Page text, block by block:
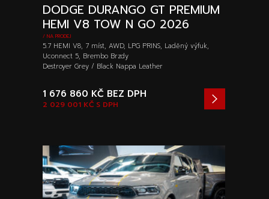
DODGE DURANGO GT PREMIUM
HEMI V8 TOW N GO 2026
/ NA PRODEJ
5.7 HEMI V8, 7 míst, AWD, LPG PRINS, Laděný výfuk,
Uconnect 5, Brembo Brzdy
Destroyer Grey / Black Nappa Leather
2 029 001 KČ S DPH
1 676 860 KČ BEZ DPH